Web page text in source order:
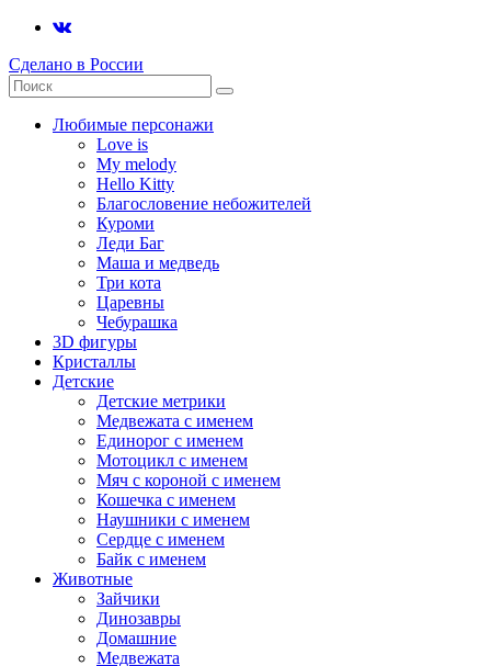
Сделано в России
Любимые персонажи
Love is
My melody
Hello Kitty
Благословение небожителей
Куроми
Леди Баг
Маша и медведь
Три кота
Царевны
Чебурашка
3D фигуры
Кристаллы
Детские
Детские метрики
Медвежата с именем
Единорог с именем
Мотоцикл с именем
Мяч с короной с именем
Кошечка с именем
Наушники с именем
Сердце с именем
Байк с именем
Животные
Зайчики
Динозавры
Домашние
Медвежата